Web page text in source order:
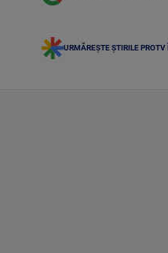
URMĂREȘTE ȘTIRILE